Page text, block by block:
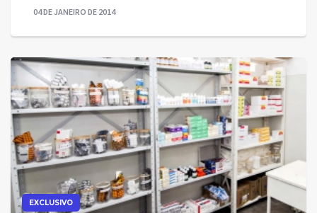
04 DE JANEIRO DE 2014
EXCLUSIVO